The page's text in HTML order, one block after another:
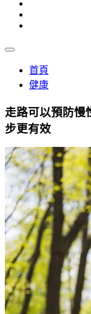
首頁
健康
走路可以預防慢
步更有效